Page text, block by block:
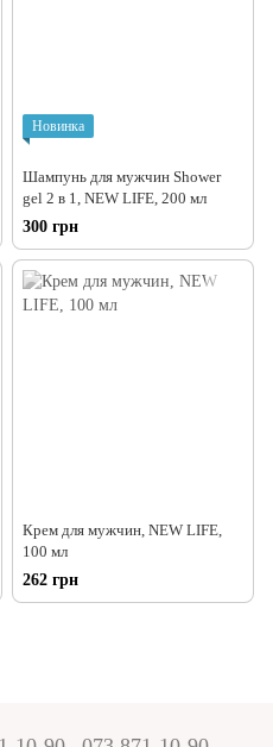
Новинка
Шампунь для мужчин Shower
gel 2 в 1, NEW LIFE, 200 мл
300 грн
Крем для мужчин, NEW LIFE,
100 мл
262 грн